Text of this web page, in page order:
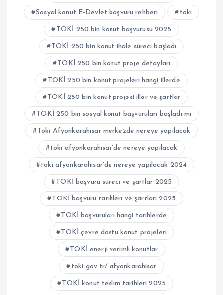
Sosyal konut E-Devlet başvuru rehberi toki
TOKİ 250 bin konut başvurusu 2025
TOKİ 250 bin konut ihale süreci başladı
TOKİ 250 bin konut proje detayları
TOKİ 250 bin konut projeleri hangi illerde
TOKİ 250 bin konut projesi iller ve şartlar
TOKİ 250 bin sosyal konut başvuruları başladı mı
Toki Afyonkarahisar merkezde nereye yapılacak
toki afyonkarahisar'de nereye yapılacak
toki afyonkarahisar'de nereye yapılacak 2024
TOKİ başvuru süreci ve şartlar 2025
TOKİ başvuru tarihleri ve şartları 2025
TOKİ başvuruları hangi tarihlerde
TOKİ çevre dostu konut projeleri
TOKİ enerji verimli konutlar
toki gov tr/ afyonkarahisar
TOKİ konut teslim tarihleri 2025